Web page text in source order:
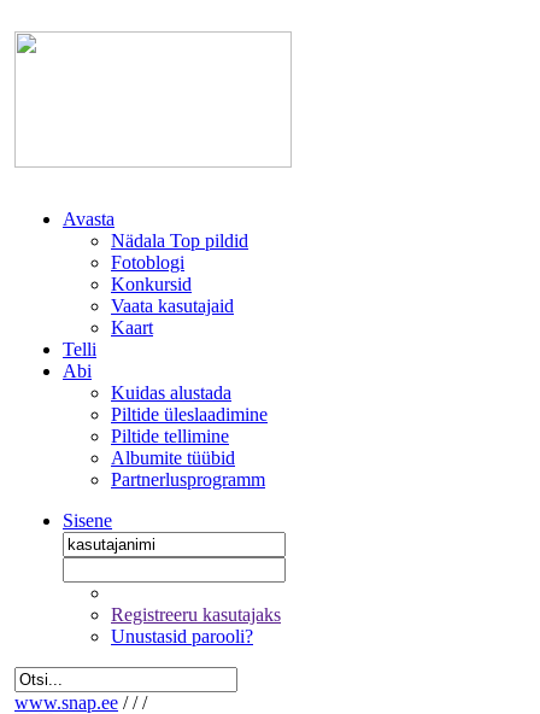
Avasta
Nädala Top pildid
Fotoblogi
Konkursid
Vaata kasutajaid
Kaart
Telli
Abi
Kuidas alustada
Piltide üleslaadimine
Piltide tellimine
Albumite tüübid
Partnerlusprogramm
Sisene
Registreeru kasutajaks
Unustasid parooli?
www.snap.ee / / /